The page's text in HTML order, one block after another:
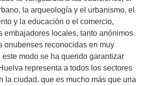
la arqueología y el urbanismo, el
y la educación o el comercio,
embajadores locales, tanto anónimos
onubenses reconocidas en muy
modo se ha querido garantizar
representa a todos los sectores
la ciudad, que es mucho más que una